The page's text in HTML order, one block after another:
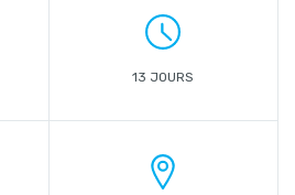
13 JOURS